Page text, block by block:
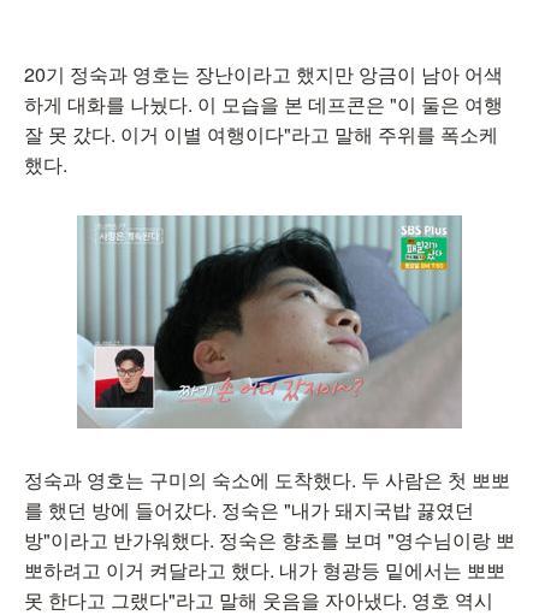
20기 정숙과 영호는 장난이라고 했지만 앙금이 남아 어색
하게 대화를 나눴다. 이 모습을 본 데프콘은 "이 둘은 여행
잘 못 갔다. 이거 이별 여행이다"라고 말해 주위를 폭소케
했다.
정숙과 영호는 구미의 숙소에 도착했다. 두 사람은 첫 뽀뽀
를 했던 방에 들어갔다. 정숙은 "내가 돼지국밥 끓였던
방"이라고 반가워했다. 정숙은 향초를 보며 "영수님이랑 뽀
뽀하려고 이거 켜달라고 했다. 내가 형광등 밑에서는 뽀뽀
못 한다고 그랬다"라고 말해 웃음을 자아냈다. 영호 역시